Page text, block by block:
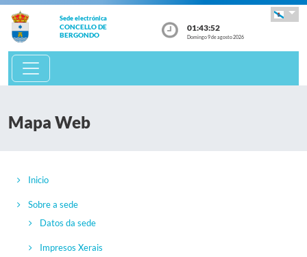
Sede electrónica
CONCELLO DE
BERGONDO
01:43:52
Domingo 9 de agosto 2026
Mapa Web
Inicio
Sobre a sede
Datos da sede
Impresos Xerais